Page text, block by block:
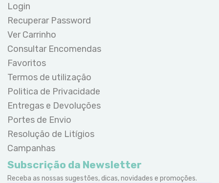
Login
Recuperar Password
Ver Carrinho
Consultar Encomendas
Favoritos
Termos de utilização
Politica de Privacidade
Entregas e Devoluções
Portes de Envio
Resolução de Litígios
Campanhas
Subscrição da Newsletter
Receba as nossas sugestões, dicas, novidades e promoções.